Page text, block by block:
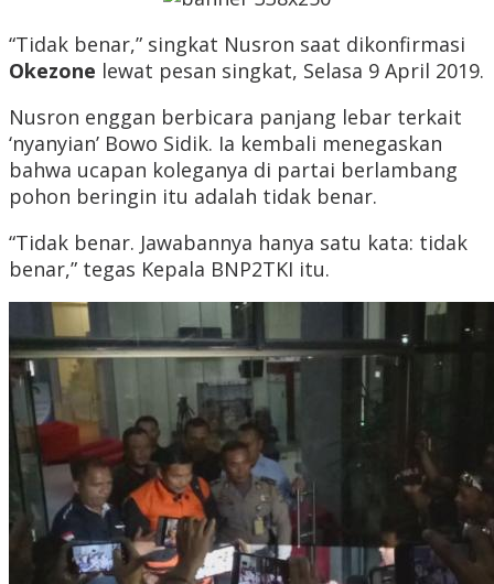
“Tidak benar,” singkat Nusron saat dikonfirmasi
Okezone lewat pesan singkat, Selasa 9 April 2019.
Nusron enggan berbicara panjang lebar terkait
‘nyanyian’ Bowo Sidik. Ia kembali menegaskan
bahwa ucapan koleganya di partai berlambang
pohon beringin itu adalah tidak benar.
“Tidak benar. Jawabannya hanya satu kata: tidak
benar,” tegas Kepala BNP2TKI itu.